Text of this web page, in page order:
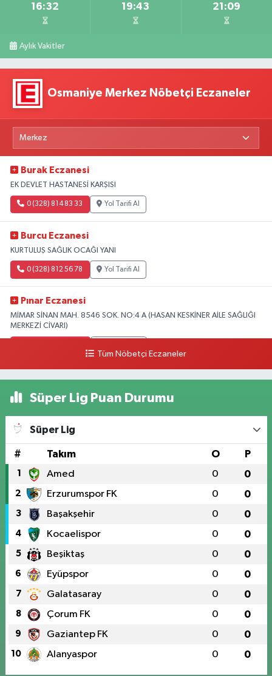
16:32 19:43 21:09
Aylık Vakitler
Osmaniye Merkez Nöbetçi Eczaneler
Burak Eczanesi
EK DEVLET HASTANESİ KARŞISI
0 (328) 814 83 33 Yol Tarifi Al
Burcu Eczanesi
KURTULUŞ SAĞLIK OCAĞI YANI
0 (328) 812 56 78 Yol Tarifi Al
Pınar Eczanesi
MİMAR SİNAN MAH. 8546 SOK. NO:4 A (HASAN KESKİNER AİLE SAĞLIĞI
MERKEZİ CİVARI)
Tüm Nöbetçi Eczaneler
Süper Lig Puan Durumu
Süper Lig
# Takım O P
1 Amed 0 0
2 Erzurumspor FK 0 0
3 Başakşehir 0 0
4 Kocaelispor 0 0
5 Beşiktaş 0 0
6 Eyüpspor 0 0
7 Galatasaray 0 0
8 Çorum FK 0 0
9 Gaziantep FK 0 0
10 Alanyaspor 0 0